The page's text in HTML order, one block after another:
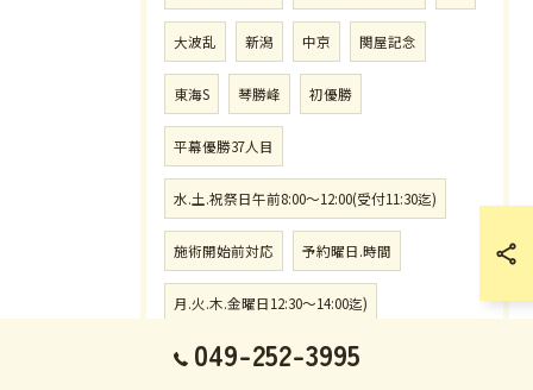
大波乱 新潟 中京 関屋記念
東海S 琴勝峰 初優勝
平幕優勝37人目
水.土.祝祭日午前8:00〜12:00(受付11:30迄)
施術開始前対応 予約曜日.時間
月.火.木.金曜日12:30〜14:00迄)
前日.当日の施術時間内に連絡
049-252-3995